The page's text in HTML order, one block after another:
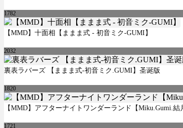
1782
【MMD】十面相【ままま式 - 初音ミク-GUMI】
2032
裏表ラバーズ 【ままま式-初音ミク.GUMI】圣诞版
1820
【MMD】アフターナイトワンダーランド【Miku.Gumi.結
1721